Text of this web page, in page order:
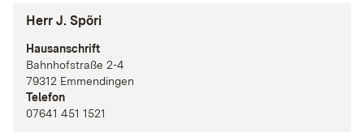
Herr J. Spöri
Hausanschrift
Bahnhofstraße 2-4
79312 Emmendingen
Telefon
07641 451 1521